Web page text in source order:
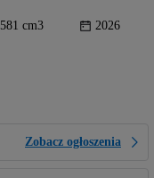
581 cm3 2026
Zobacz ogłoszenia